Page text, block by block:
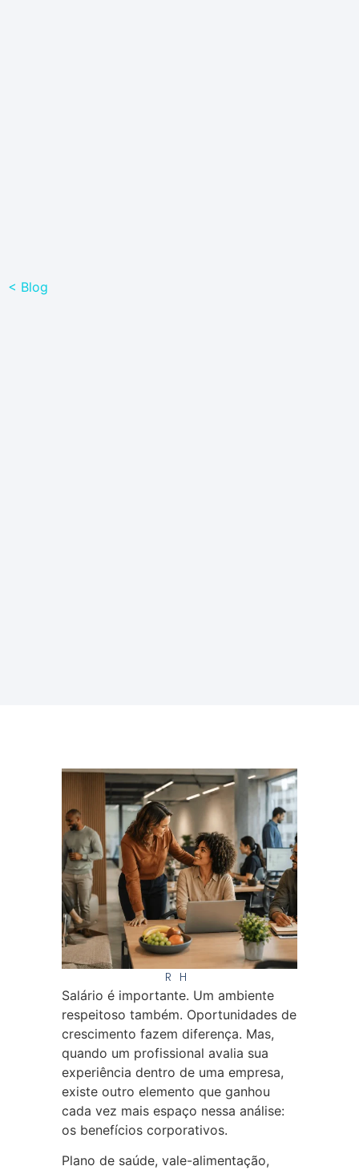
< Blog
RH
Salário é importante. Um ambiente
respeitoso também. Oportunidades de
crescimento fazem diferença. Mas,
quando um profissional avalia sua
experiência dentro de uma empresa,
existe outro elemento que ganhou
cada vez mais espaço nessa análise:
os benefícios corporativos.
Plano de saúde, vale-alimentação,